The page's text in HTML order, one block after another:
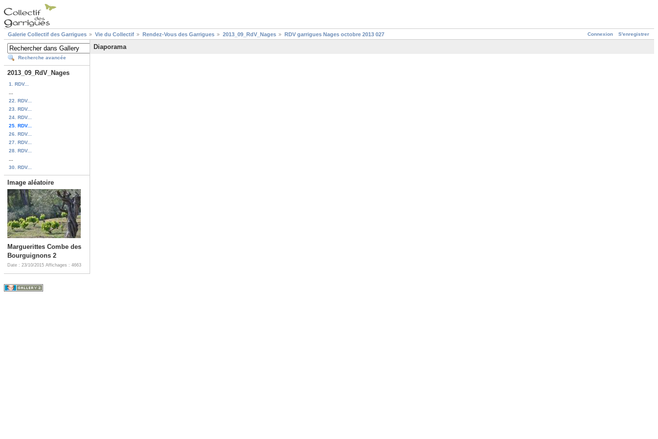
Connexion S'enregistrer
Galerie Collectif des Garrigues Vie du Collectif Rendez-Vous des Garrigues 2013_09_RdV_Nages RDV garrigues Nages octobre 2013 027
Recherche avancée
2013_09_RdV_Nages
1. RDV...
22. RDV...
23. RDV...
24. RDV...
25. RDV...
26. RDV...
27. RDV...
28. RDV...
30. RDV...
Image aléatoire
Marguerittes Combe des
Bourguignons 2
Date : 23/10/2015 Affichages : 4663
Diaporama